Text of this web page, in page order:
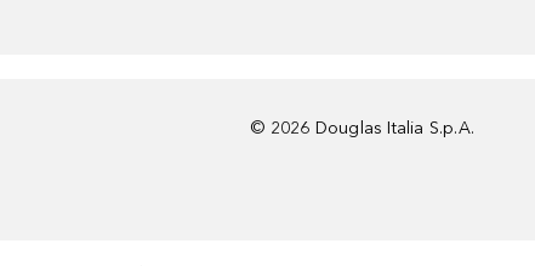
© 2026 Douglas Italia S.p.A.